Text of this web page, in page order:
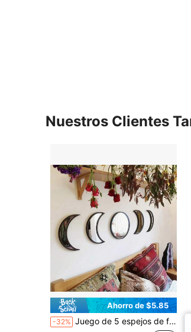
Nuestros Clientes
Ahorro de $5.85
-32% Juego de 5 espejos de fases lunares en negro/beige - Estilo escandinavo moderno, decoración de pared de media luna de acrílico y madera falsa para sala de estar, dormitorio - Espejos bohemios chic no reales, ideales para casas y jardines, decoración de pared con espejos